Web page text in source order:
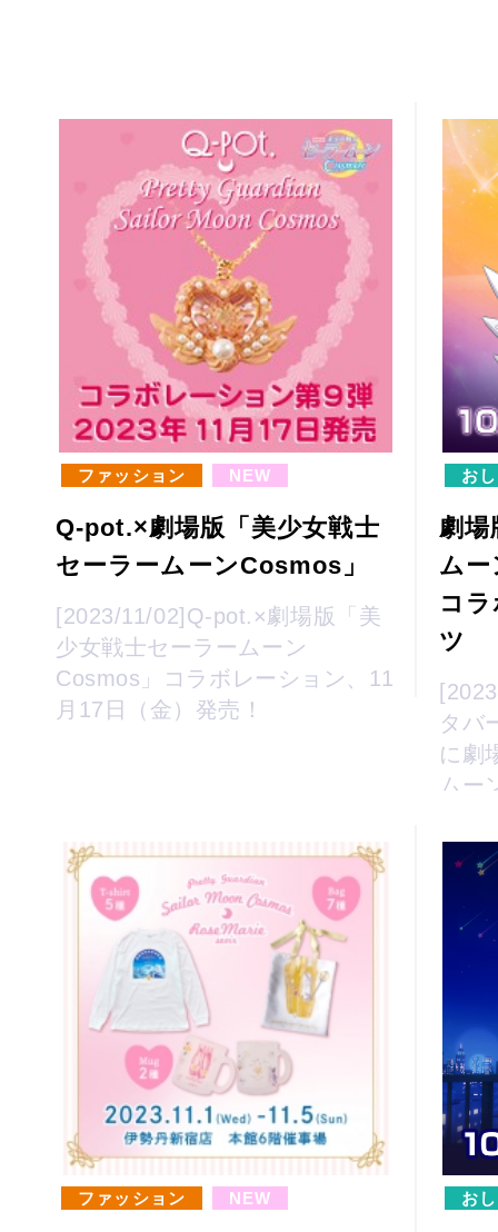
ファッション NEW
Q-pot.×劇場版「美少女戦士
セーラームーンCosmos」
[2023/11/02]Q-pot.×劇場版「美
少女戦士セーラームーン
Cosmos」コラボレーション、11
月17日（金）発売！
お
劇場
ム
コ
ツ
タバ
に劇
ムー
ファッション NEW お